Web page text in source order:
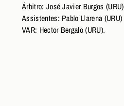
Árbitro: José Javier Burgos (URU)
Assistentes: Pablo Llarena (URU)
VAR: Hector Bergalo (URU).